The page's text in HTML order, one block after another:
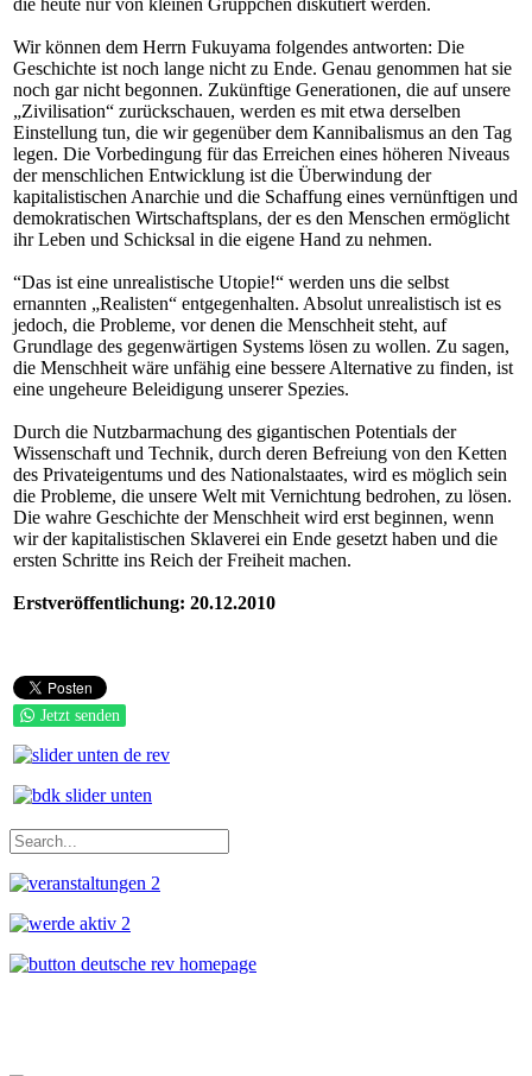
die heute nur von kleinen Grüppchen diskutiert werden.
Wir können dem Herrn Fukuyama folgendes antworten: Die
Geschichte ist noch lange nicht zu Ende. Genau genommen hat sie
noch gar nicht begonnen. Zukünftige Generationen, die auf unsere
„Zivilisation“ zurückschauen, werden es mit etwa derselben
Einstellung tun, die wir gegenüber dem Kannibalismus an den Tag
legen. Die Vorbedingung für das Erreichen eines höheren Niveaus
der menschlichen Entwicklung ist die Überwindung der
kapitalistischen Anarchie und die Schaffung eines vernünftigen und
demokratischen Wirtschaftsplans, der es den Menschen ermöglicht
ihr Leben und Schicksal in die eigene Hand zu nehmen.
“Das ist eine unrealistische Utopie!“ werden uns die selbst
ernannten „Realisten“ entgegenhalten. Absolut unrealistisch ist es
jedoch, die Probleme, vor denen die Menschheit steht, auf
Grundlage des gegenwärtigen Systems lösen zu wollen. Zu sagen,
die Menschheit wäre unfähig eine bessere Alternative zu finden, ist
eine ungeheure Beleidigung unserer Spezies.
Durch die Nutzbarmachung des gigantischen Potentials der
Wissenschaft und Technik, durch deren Befreiung von den Ketten
des Privateigentums und des Nationalstaates, wird es möglich sein
die Probleme, die unsere Welt mit Vernichtung bedrohen, zu lösen.
Die wahre Geschichte der Menschheit wird erst beginnen, wenn
wir der kapitalistischen Sklaverei ein Ende gesetzt haben und die
ersten Schritte ins Reich der Freiheit machen.
Erstveröffentlichung: 20.12.2010
Jetzt senden